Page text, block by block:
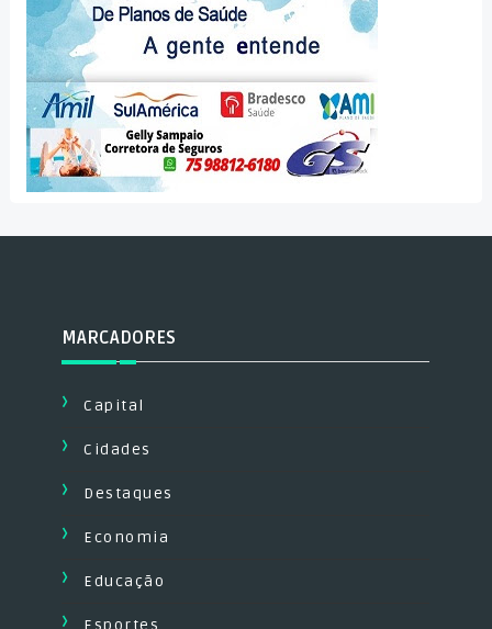
MARCADORES
Capital
Cidades
Destaques
Economia
Educação
Esportes